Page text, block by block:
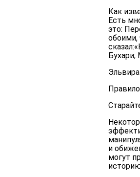
Как
Есть
это:
обоими,
Бухари;
и
могут